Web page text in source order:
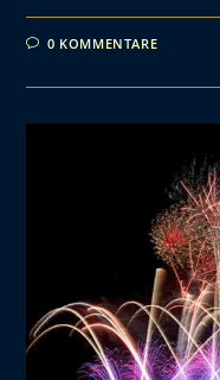
0 KOMMENTARE